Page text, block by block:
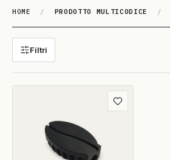
HOME / PRODOTTO MULTICODICE /
BF012
Filtri
Aggiungi ai